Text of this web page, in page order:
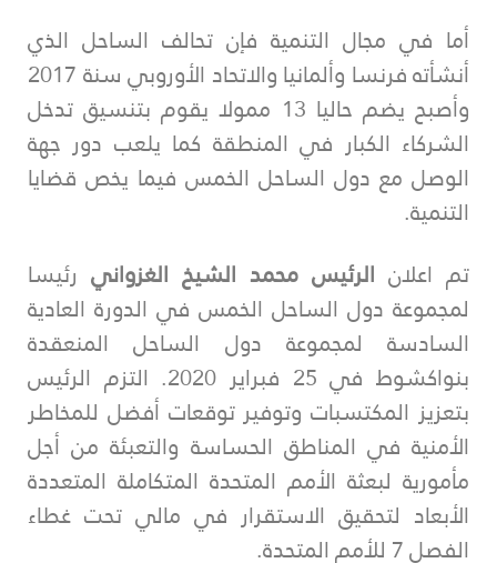
أما في مجال التنمية فإن تحالف الساحل الذي
أنشأته فرنسا وألمانيا والاتحاد الأوروبي سنة 2017
وأصبح يضم حاليا 13 ممولا يقوم بتنسيق تدخل
الشركاء الكبار في المنطقة كما يلعب دور جهة
الوصل مع دول الساحل الخمس فيما يخص قضايا
التنمية.
تم اعلان الرئيس محمد الشيخ الغزواني رئيسا
لمجموعة دول الساحل الخمس في الدورة العادية
السادسة لمجموعة دول الساحل المنعقدة
بنواكشوط في 25 فبراير 2020. التزم الرئيس
بتعزيز المكتسبات وتوفير توقعات أفضل للمخاطر
الأمنية في المناطق الحساسة والتعبئة من أجل
مأمورية لبعثة الأمم المتحدة المتكاملة المتعددة
الأبعاد لتحقيق الاستقرار في مالي تحت غطاء
الفصل 7 للأمم المتحدة.